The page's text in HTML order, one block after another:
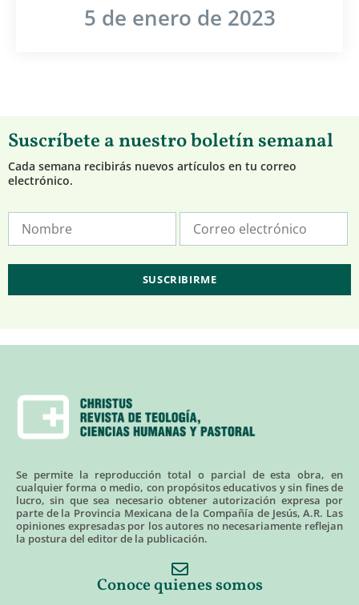
5 de enero de 2023
Suscríbete a nuestro boletín semanal
Cada semana recibirás nuevos artículos en tu correo
electrónico.
Se permite la reproducción total o parcial de esta obra, en
cualquier forma o medio, con propósitos educativos y sin fines de
lucro, sin que sea necesario obtener autorización expresa por
parte de la Provincia Mexicana de la Compañía de Jesús, A.R. Las
opiniones expresadas por los autores no necesariamente reflejan
la postura del editor de la publicación.
Conoce quienes somos